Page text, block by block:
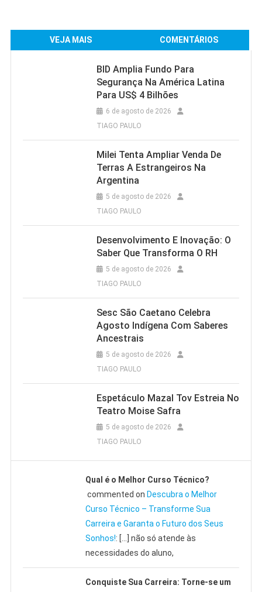
VEJA MAIS COMENTÁRIOS
BID Amplia Fundo Para
Segurança Na América Latina
Para US$ 4 Bilhões
6 de agosto de 2026
TIAGO PAULO
Milei Tenta Ampliar Venda De
Terras A Estrangeiros Na
Argentina
5 de agosto de 2026
TIAGO PAULO
Desenvolvimento E Inovação: O
Saber Que Transforma O RH
5 de agosto de 2026
TIAGO PAULO
Sesc São Caetano Celebra
Agosto Indígena Com Saberes
Ancestrais
5 de agosto de 2026
TIAGO PAULO
Espetáculo Mazal Tov Estreia No
Teatro Moise Safra
5 de agosto de 2026
TIAGO PAULO
Qual é o Melhor Curso Técnico?
commented on Descubra o Melhor
Curso Técnico – Transforme Sua
Carreira e Garanta o Futuro dos Seus
Sonhos!: […] não só atende às
necessidades do aluno,
Conquiste Sua Carreira: Torne-se um